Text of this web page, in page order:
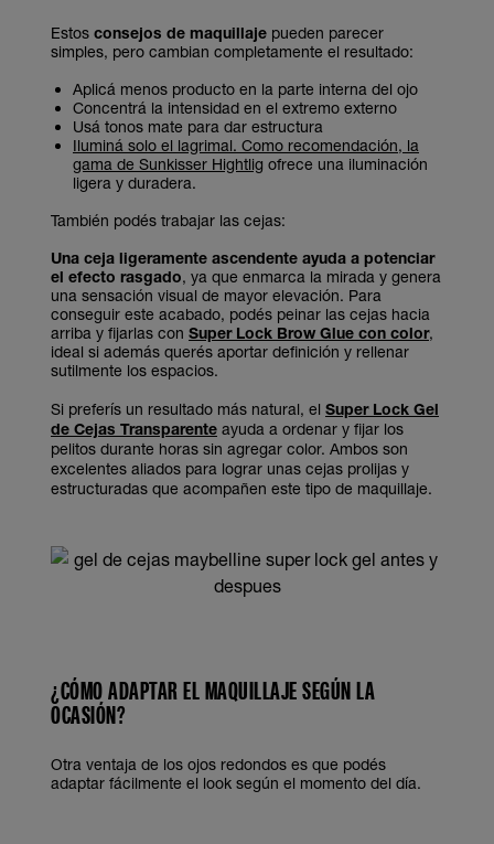
Estos consejos de maquillaje pueden parecer
simples, pero cambian completamente el resultado:
Aplicá menos producto en la parte interna del ojo
Concentrá la intensidad en el extremo externo
Usá tonos mate para dar estructura
Iluminá solo el lagrimal. Como recomendación, la
gama de Sunkisser Hightlig ofrece una iluminación
ligera y duradera.
También podés trabajar las cejas:
Una ceja ligeramente ascendente ayuda a potenciar
el efecto rasgado, ya que enmarca la mirada y genera
una sensación visual de mayor elevación. Para
conseguir este acabado, podés peinar las cejas hacia
arriba y fijarlas con Super Lock Brow Glue con color,
ideal si además querés aportar definición y rellenar
sutilmente los espacios.
Si preferís un resultado más natural, el Super Lock Gel
de Cejas Transparente ayuda a ordenar y fijar los
pelitos durante horas sin agregar color. Ambos son
excelentes aliados para lograr unas cejas prolijas y
estructuradas que acompañen este tipo de maquillaje.
¿CÓMO ADAPTAR EL MAQUILLAJE SEGÚN LA
OCASIÓN?
Otra ventaja de los ojos redondos es que podés
adaptar fácilmente el look según el momento del día.